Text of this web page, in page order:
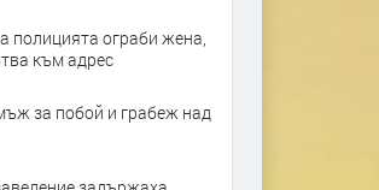
полицията ограби жена,
към адрес
за побой и грабеж над